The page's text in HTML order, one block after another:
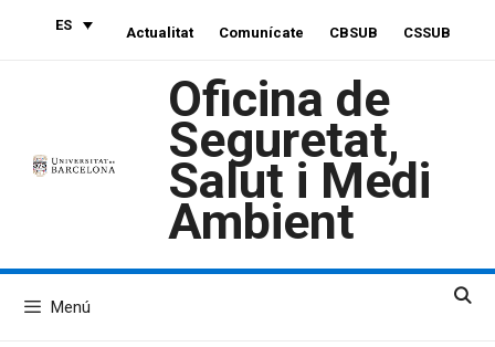
ES Actualitat Comunícate CBSUB CSSUB
Oficina de
Seguretat,
Salut i Medi
Ambient
Menú